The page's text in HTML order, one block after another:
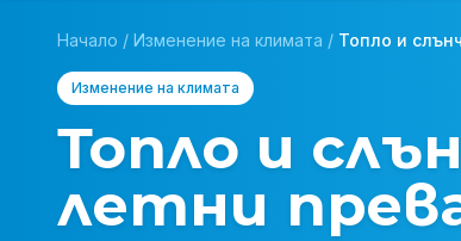
Начало / Изменение на климата / Топло и
Изменение на климата
Топло и
летни